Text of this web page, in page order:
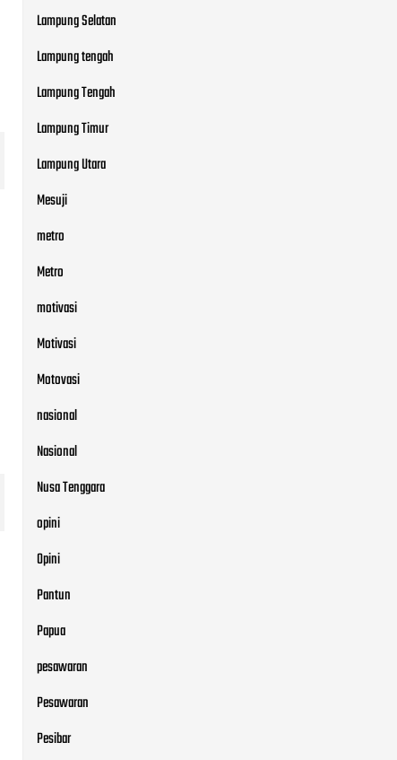
Lampung Utara
Mesuji
metro
Metro
motivasi
Motivasi
Motovasi
nasional
Nasional
Nusa Tenggara
opini
Opini
Pantun
Papua
pesawaran
Pesawaran
Pesibar
Pesisir barat
Pesisir Barat
photo
Pringsewu